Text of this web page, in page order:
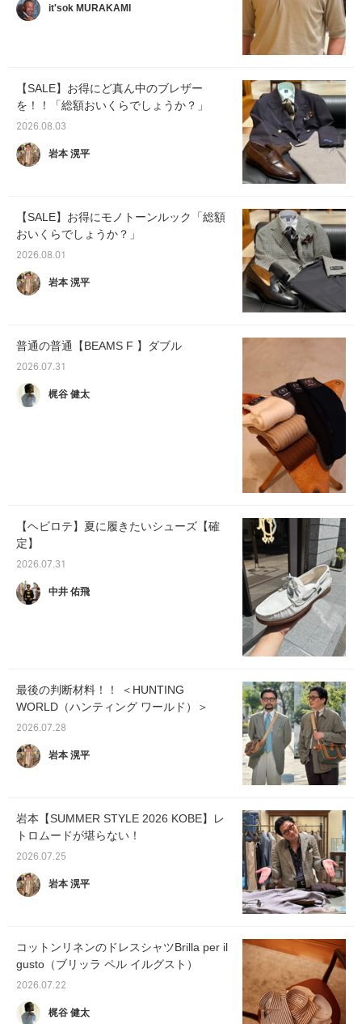
it'sok MURAKAMI
【SALE】お得にど真ん中のブレザー
を！！「総額おいくらでしょうか？」
2026.08.03
岩本 滉平
【SALE】お得にモノトーンルック「総額
おいくらでしょうか？」
2026.08.01
岩本 滉平
普通の普通【BEAMS F 】ダブル
2026.07.31
梶谷 健太
【ヘビロテ】夏に履きたいシューズ【確
定】
2026.07.31
中井 佑飛
最後の判断材料！！ ＜HUNTING
WORLD（ハンティング ワールド）＞
2026.07.28
岩本 滉平
岩本【SUMMER STYLE 2026 KOBE】レ
トロムードが堪らない！
2026.07.25
岩本 滉平
コットンリネンのドレスシャツBrilla per il
gusto（ブリッラ ペル イルグスト）
2026.07.22
梶谷 健太